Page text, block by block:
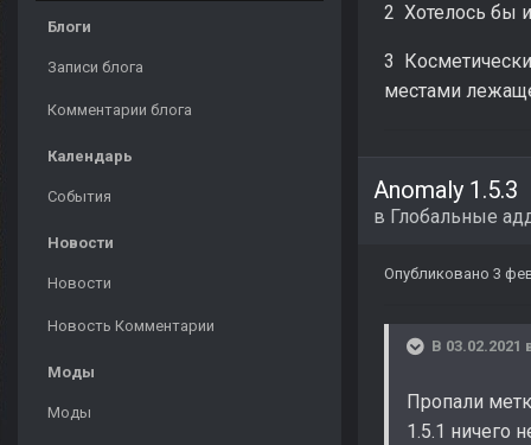
Блоги
Записи блога
Комментарии блога
Календарь
События
Новости
Новости
Новость Комментарии
Моды
Моды
2 Хотелось бы
3
местами
Anomaly 1.5.3
в Глобальные
Опубликовано 3
В 03.02.2021
Пропали
1.5.1 ничего